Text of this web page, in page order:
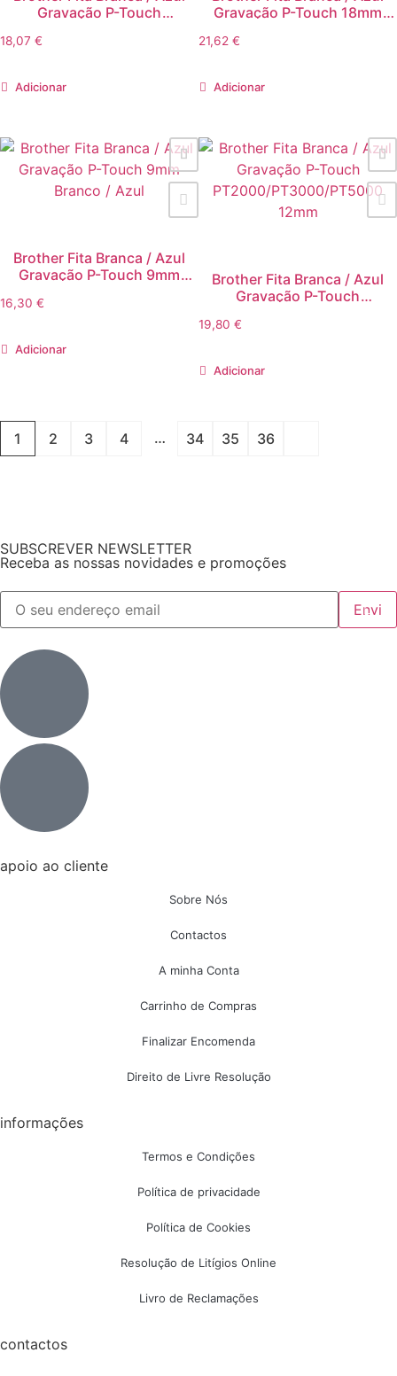
Gravação P-Touch
18,07 €
Adicionar
Gravação P-Touch 18mm
21,62 €
Adicionar
Brother Fita Branca / Azul
Gravação P-Touch 9mm
16,30 €
Adicionar
Brother Fita Branca / Azul
Gravação P-Touch
19,80 €
Adicionar
1 2 3 4 … 34 35 36
SUBSCREVER NEWSLETTER
Receba as nossas novidades e promoções
apoio ao cliente
Sobre Nós
Contactos
A minha Conta
Carrinho de Compras
Finalizar Encomenda
Direito de Livre Resolução
informações
Termos e Condições
Política de privacidade
Política de Cookies
Resolução de Litígios Online
Livro de Reclamações
contactos